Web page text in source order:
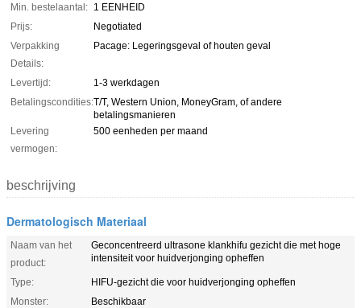
Min. bestelaantal: 1 EENHEID
Prijs:
Negotiated
Verpakking
Details:
Pacage: Legeringsgeval of houten geval
Levertijd:
1-3 werkdagen
Betalingscondities:T/T, Western Union, MoneyGram, of andere
betalingsmanieren
Levering
vermogen:
500 eenheden per maand
beschrijving
Dermatologisch Materiaal
Naam van het
product:
Geconcentreerd ultrasone klankhifu gezicht die met hoge
intensiteit voor huidverjonging opheffen
Type:
HIFU-gezicht die voor huidverjonging opheffen
Monster:
Beschikbaar